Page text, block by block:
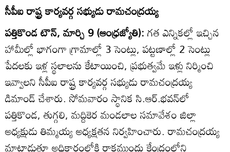
సీపీఐ రాష్ట్ర కార్యవర్గ సభ్యుడు రామచంద్రయ్య
పత్తికొండ టౌన్‌, మార్చి 9 (ఆంధ్రజ్యోతి):గత ఎన్నికల్లో ఇచ్చిన
హామీల్లో భాగంగా గ్రామాల్లో 3 సెంట్లు, పట్టణాల్లో 2 సెంట్లు
పేదలకు ఇళ్ల స్థలాలను కేటాయించి, ప్రభుత్వమే ఇళ్లు నిర్మించి
ఇవ్వాలని సీపీఐ రాష్ట్ర కార్యవర్గ సభ్యుడు రామచంద్రయ్య
డిమాండ్‌ చేశారు. సోమవారం స్థానిక సి.ఆర్‌.భవన్‌లో
పత్తికొండ, తుగ్గలి, మద్దికెర మండలాల సమావేశం జిల్లా
అధ్యక్షుడు తిమ్మయ్య అధ్యక్షతన నిర్వహించారు. రామచంద్రయ్య
మాట్లాడుతూ అధికారంలోకి రాకముందు కేంద్రంలోని